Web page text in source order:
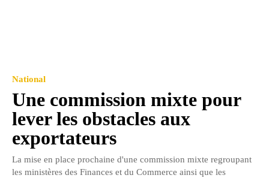
National
Une commission mixte pour
lever les obstacles aux
exportateurs
La mise en place prochaine d'une commission mixte regroupant
les ministères des Finances et du Commerce ainsi que les